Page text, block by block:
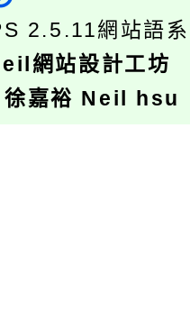
2.5.11網站語
網站設計工坊
徐嘉裕 Neil hsu